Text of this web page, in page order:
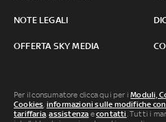
NOTE LEGALI
OFFERTA SKY MEDIA
Per il consumatore clicca qui per iModuli,
Cookies informazioni sulle modifiche
tariffaria ,assistenza econtatti . Tutti i